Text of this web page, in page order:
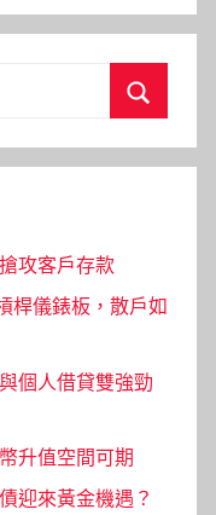
攻客戶存款
桿儀錶板，散戶如
個人借貸雙強勁
升值空間可期
迎來黃金機遇？